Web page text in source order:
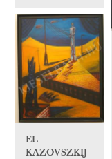
EL
KAZOVSZKIJ